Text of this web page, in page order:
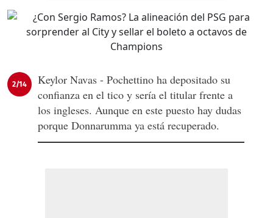
2/14
Keylor Navas - Pochettino ha depositado su
confianza en el tico y sería el titular frente a
los ingleses. Aunque en este puesto hay dudas
porque Donnarumma ya está recuperado.